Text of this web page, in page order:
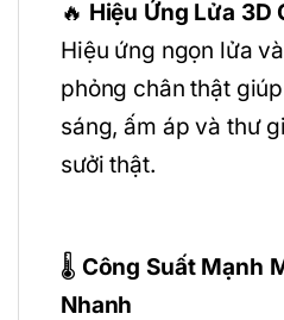
🔥 Hiệu Ứng Lửa 3D
Hiệu ứng ngọn lửa
phỏng chân thật
sáng, ấm áp và thư
sưởi thật.
🌡️ Công Suất Mạnh
Nhanh